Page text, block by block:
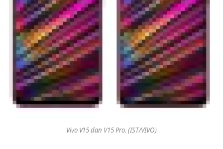
Vivo V15 dan V15 Pro. (IST/VIVO)